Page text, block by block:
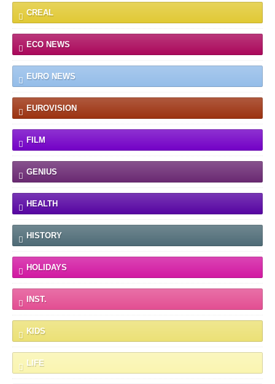
CREAL
ECO NEWS
EURO NEWS
EUROVISION
FILM
GENIUS
HEALTH
HISTORY
HOLIDAYS
INST.
KIDS
LIFE